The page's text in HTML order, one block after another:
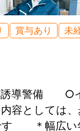
賞与あり 未
誘導警備 ○
としては、
す ＊幅広い